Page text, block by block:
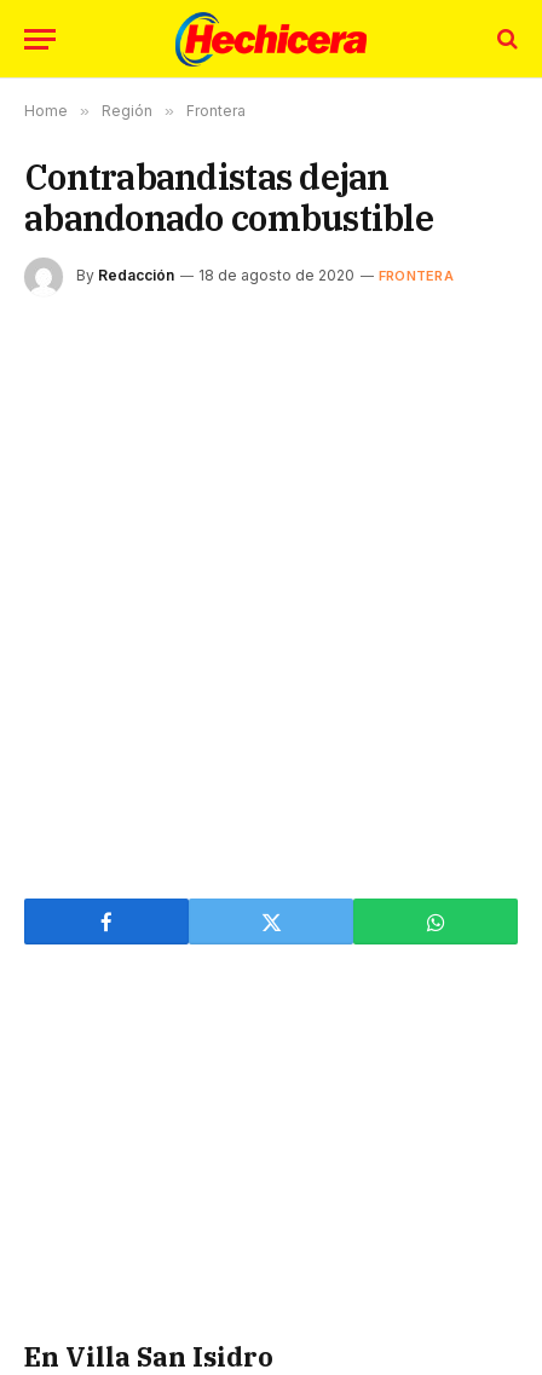
Home » Región » Frontera
Contrabandistas dejan
abandonado combustible
By Redacción 18 de agosto de 2020 FRONTERA
En Villa San Isidro